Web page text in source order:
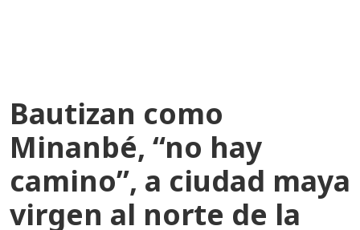
Bautizan como
Minanbé, “no hay
camino”, a ciudad maya
virgen al norte de la